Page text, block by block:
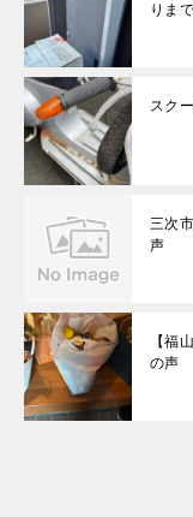
りま
スク
三次
声
【福
の声